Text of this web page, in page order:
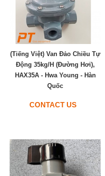
(Tiếng Việt) Van Đảo Chiều Tự
Động 35kg/h (Đường Hơi),
HAX35A - Hwa Young - Hàn
Quốc
CONTACT US